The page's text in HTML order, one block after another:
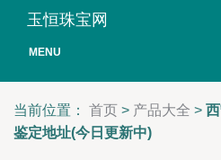
玉恒珠宝网
MENU
当前位置： 首页 > 产品大全 >
鉴定地址(今日更新中)